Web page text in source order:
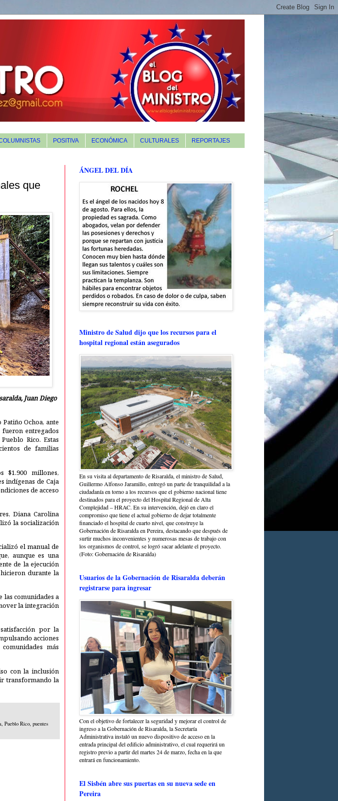
POSITIVA ECONÓMICA CULTURALES REPORTAJES
que
Juan Diego
Ochoa, ante
entregados
Rico. Estas
de familias
$1.900 millones,
indígenas de Caja
de acceso
Diana Carolina
la socialización
el manual de
aunque es una
de la ejecución
durante la
las comunidades a
la integración
por la
acciones
más
con la inclusión
transformando la
, Pueblo Rico, puentes
ÁNGEL DEL DÍA
Ministro de Salud dijo que los recursos para el
hospital regional están asegurados
En su visita al departamento de Risaralda, el ministro de Salud,
Guillermo Alfonso Jaramillo, entregó un parte de tranquilidad a la
ciudadanía en torno a los recursos que el gobierno nacional tiene
destinados para el proyecto del Hospital Regional de Alta
Complejidad – HRAC. En su intervención, dejó en claro el
compromiso que tiene el actual gobierno de dejar totalmente
financiado el hospital de cuarto nivel, que construye la
Gobernación de Risaralda en Pereira, destacando que después de
surtir muchos inconvenientes y numerosas mesas de trabajo con
los organismos de control, se logró sacar adelante el proyecto.
(Foto: Gobernación de Risaralda)
Usuarios de la Gobernación de Risaralda deberán
registrarse para ingresar
Con el objetivo de fortalecer la seguridad y mejorar el control de
ingreso a la Gobernación de Risaralda, la Secretaría
Administrativa instaló un nuevo dispositivo de acceso en la
entrada principal del edificio administrativo, el cual requerirá un
registro previo a partir del martes 24 de marzo, fecha en la que
entrará en funcionamiento.
El Sisbén abre sus puertas en su nueva sede en
Pereira